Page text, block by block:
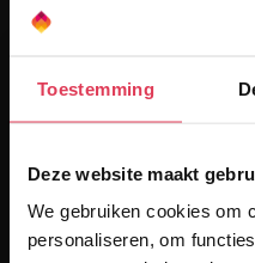
Toestemming
Deze website maakt
We gebruiken cookies om
personaliseren, om
complete administratie:
afpersrapport blijft bij